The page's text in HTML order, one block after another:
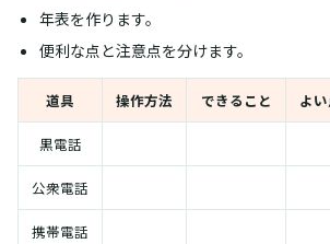
年表を作ります。
便利な点と注意点を分けます。
道具 操作方法 できること よ
黒電話
公衆電話
携帯電話